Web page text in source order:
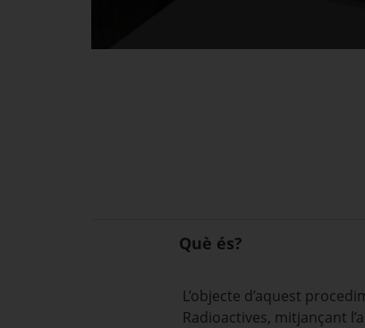
Què és?
L’objecte d’aquest
Radioactives, mitjançant